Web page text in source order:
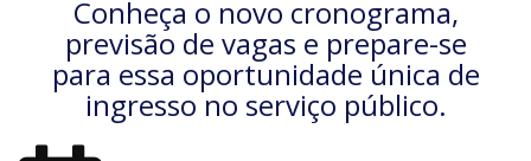
Conheça o novo cronograma,
previsão de vagas e prepare-se
para essa oportunidade única de
ingresso no serviço público.